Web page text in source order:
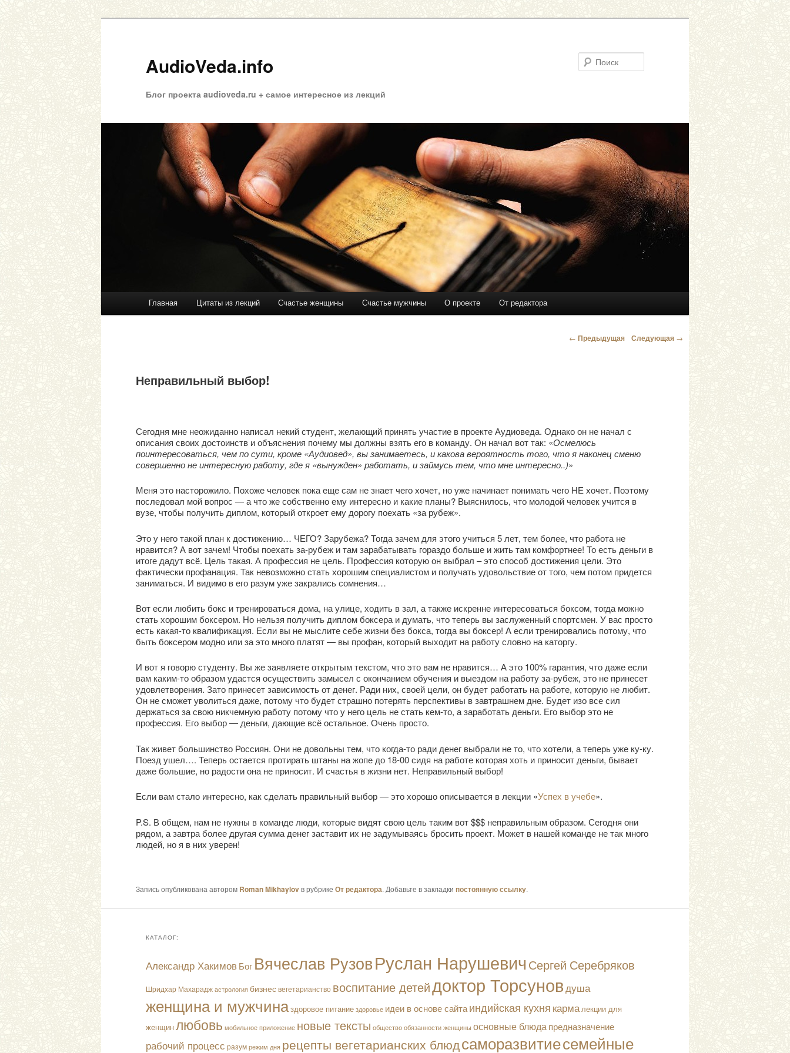
AudioVeda.info
Блог проекта audioveda.ru + самое интересное из лекций
Главное менюПерейти к основному содержимому
Перейти к дополнительному содержимому
Главная Цитаты из лекций Счастье женщины Счастье мужчины О проекте От редактора
Навигация по
← Предыдущая Следующая →
Неправильный выбор!
Сегодня мне неожиданно написал некий студент, желающий принять участие в проекте Аудиоведа. Однако он не начал с
описания своих достоинств и объяснения почему мы должны взять его в команду. Он начал вот так: «Осмелюсь
поинтересоваться, чем по сути, кроме «Аудиовед», вы занимаетесь, и какова вероятность того, что я наконец сменю
совершенно не интересную работу, где я «вынужден» работать, и займусь тем, что мне интересно..)»
Меня это насторожило. Похоже человек пока еще сам не знает чего хочет, но уже начинает понимать чего НЕ хочет. Поэтому
последовал мой вопрос — а что же собственно ему интересно и какие планы? Выяснилось, что молодой человек учится в
вузе, чтобы получить диплом, который откроет ему дорогу поехать «за рубеж».
Это у него такой план к достижению… ЧЕГО? Зарубежа? Тогда зачем для этого учиться 5 лет, тем более, что работа не
нравится? А вот зачем! Чтобы поехать за-рубеж и там зарабатывать гораздо больше и жить там комфортнее! То есть деньги в
итоге дадут всё. Цель такая. А профессия не цель. Профессия которую он выбрал – это способ достижения цели. Это
фактически профанация. Так невозможно стать хорошим специалистом и получать удовольствие от того, чем потом придется
заниматься. И видимо в его разум уже закрались сомнения…
Вот если любить бокс и тренироваться дома, на улице, ходить в зал, а также искренне интересоваться боксом, тогда можно
стать хорошим боксером. Но нельзя получить диплом боксера и думать, что теперь вы заслуженный спортсмен. У вас просто
есть какая-то квалификация. Если вы не мыслите себе жизни без бокса, тогда вы боксер! А если тренировались потому, что
быть боксером модно или за это много платят — вы профан, который выходит на работу словно на каторгу.
И вот я говорю студенту. Вы же заявляете открытым текстом, что это вам не нравится… А это 100% гарантия, что даже если
вам каким-то образом удастся осуществить замысел с окончанием обучения и выездом на работу за-рубеж, это не принесет
удовлетворения. Зато принесет зависимость от денег. Ради них, своей цели, он будет работать на работе, которую не любит.
Он не сможет уволиться даже, потому что будет страшно потерять перспективы в завтрашнем дне. Будет изо все сил
держаться за свою никчемную работу потому что у него цель не стать кем-то, а заработать деньги. Его выбор это не
профессия. Его выбор — деньги, дающие всё остальное. Очень просто.
Так живет большинство Россиян. Они не довольны тем, что когда-то ради денег выбрали не то, что хотели, а теперь уже ку-ку.
Поезд ушел…. Теперь остается протирать штаны на жопе до 18-00 сидя на работе которая хоть и приносит деньги, бывает
даже большие, но радости она не приносит. И счастья в жизни нет. Неправильный выбор!
Если вам стало интересно, как сделать правильный выбор — это хорошо описывается в лекции «Успех в учебе».
P.S. В общем, нам не нужны в команде люди, которые видят свою цель таким вот $$$ неправильным образом. Сегодня они
рядом, а завтра более другая сумма денег заставит их не задумываясь бросить проект. Может в нашей команде не так много
людей, но я в них уверен!
Запись опубликована автором Roman Mikhaylovв рубрике От редактора. Добавьте в закладки постоянную ссылку.
КАТАЛОГ:
Александр ХакимовБог Вячеслав РузовРуслан Нарушевич Сергей Серебряков
Шридхар Махараджастрологиябизнесвегетарианство воспитание детейдоктор Торсунов душа
женщина и мужчиназдоровое питание здоровье идеи в основе сайтаиндийская кухня карма лекции для
женщинлюбовь мобильное приложение новые тексты общество обязанности женщиныосновные блюдапредназначение
рабочий процесс разумрежим дня рецепты вегетарианских блюдсаморазвитиесемейные